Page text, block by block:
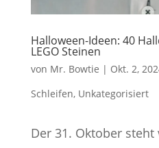
Halloween-Ideen: 40
LEGO Steinen
von Mr. Bowtie | Okt. 2,
Schleifen, Unkategorisiert
Der 31. Oktober